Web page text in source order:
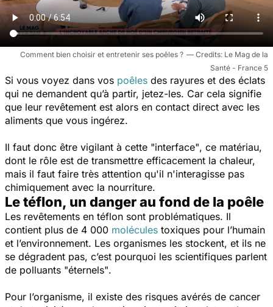
Comment bien choisir et entretenir ses poêles ?
Le Mag de la
Santé - France 5
Si vous voyez dans vos poêles des rayures et des éclats
qui ne demandent qu’à partir, jetez-les. Car cela signifie
que leur revêtement est alors en contact direct avec les
aliments que vous ingérez.
Il faut donc être vigilant à cette "interface", ce matériau,
dont le rôle est de transmettre efficacement la chaleur,
mais il faut faire très attention qu'il n'interagisse pas
chimiquement avec la nourriture.
Le téflon, un danger au fond de la poêle
Les revêtements en téflon sont problématiques. Il
contient plus de 4 000 molécules toxiques pour l’humain
et l’environnement. Les organismes les stockent, et ils ne
se dégradent pas, c’est pourquoi les scientifiques parlent
de polluants "éternels".
Pour l’organisme, il existe des risques avérés de cancer